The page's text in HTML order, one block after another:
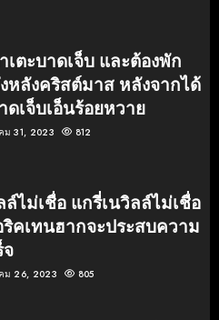
เตะบาดเจ็บ และต้องพัก
หลังคริสต์มาส หลังจากได้
ดเจ็บเอ็นร้อยหวาย
ม 31, 2023 812
ล์ไม่เชื่อ แกรี่เนวิลล์ไม่เชื่อ
ริคเทนฮากจะประสบความ
จ
ม 26, 2023 805